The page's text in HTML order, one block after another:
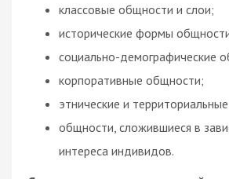
классовые общности и слои;
исторические формы
социально-демографические
корпоративные общности;
этнические и
общности, сложившиеся в
интереса индивидов.